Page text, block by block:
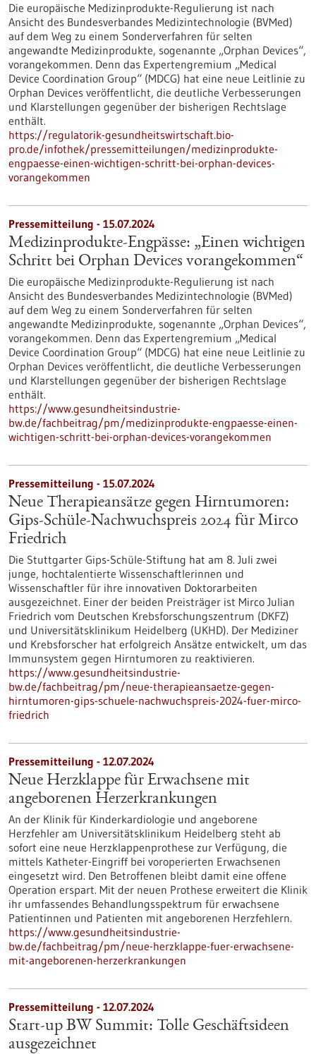
Die europäische Medizinprodukte-Regulierung ist nach
Ansicht des Bundesverbandes Medizintechnologie (BVMed)
auf dem Weg zu einem Sonderverfahren für selten
angewandte Medizinprodukte, sogenannte „Orphan Devices“,
vorangekommen. Denn das Expertengremium „Medical
Device Coordination Group“ (MDCG) hat eine neue Leitlinie zu
Orphan Devices veröffentlicht, die deutliche Verbesserungen
und Klarstellungen gegenüber der bisherigen Rechtslage
enthält.
https://regulatorik-gesundheitswirtschaft.bio-
pro.de/infothek/pressemitteilungen/medizinprodukte-
engpaesse-einen-wichtigen-schritt-bei-orphan-devices-
vorangekommen
Pressemitteilung - 15.07.2024
Medizinprodukte-Engpässe: „Einen wichtigen
Schritt bei Orphan Devices vorangekommen“
Die europäische Medizinprodukte-Regulierung ist nach
Ansicht des Bundesverbandes Medizintechnologie (BVMed)
auf dem Weg zu einem Sonderverfahren für selten
angewandte Medizinprodukte, sogenannte „Orphan Devices“,
vorangekommen. Denn das Expertengremium „Medical
Device Coordination Group“ (MDCG) hat eine neue Leitlinie zu
Orphan Devices veröffentlicht, die deutliche Verbesserungen
und Klarstellungen gegenüber der bisherigen Rechtslage
enthält.
https://www.gesundheitsindustrie-
bw.de/fachbeitrag/pm/medizinprodukte-engpaesse-einen-
wichtigen-schritt-bei-orphan-devices-vorangekommen
Pressemitteilung - 15.07.2024
Neue Therapieansätze gegen Hirntumoren:
Gips-Schüle-Nachwuchspreis 2024 für Mirco
Friedrich
Die Stuttgarter Gips-Schüle-Stiftung hat am 8. Juli zwei
junge, hochtalentierte Wissenschaftlerinnen und
Wissenschaftler für ihre innovativen Doktorarbeiten
ausgezeichnet. Einer der beiden Preisträger ist Mirco Julian
Friedrich vom Deutschen Krebsforschungszentrum (DKFZ)
und Universitätsklinikum Heidelberg (UKHD). Der Mediziner
und Krebsforscher hat erfolgreich Ansätze entwickelt, um das
Immunsystem gegen Hirntumoren zu reaktivieren.
https://www.gesundheitsindustrie-
bw.de/fachbeitrag/pm/neue-therapieansaetze-gegen-
hirntumoren-gips-schuele-nachwuchspreis-2024-fuer-mirco-
friedrich
Pressemitteilung - 12.07.2024
Neue Herzklappe für Erwachsene mit
angeborenen Herzerkrankungen
An der Klinik für Kinderkardiologie und angeborene
Herzfehler am Universitätsklinikum Heidelberg steht ab
sofort eine neue Herzklappenprothese zur Verfügung, die
mittels Katheter-Eingriff bei voroperierten Erwachsenen
eingesetzt wird. Den Betroffenen bleibt damit eine offene
Operation erspart. Mit der neuen Prothese erweitert die Klinik
ihr umfassendes Behandlungsspektrum für erwachsene
Patientinnen und Patienten mit angeborenen Herzfehlern.
https://www.gesundheitsindustrie-
bw.de/fachbeitrag/pm/neue-herzklappe-fuer-erwachsene-
mit-angeborenen-herzerkrankungen
Pressemitteilung - 12.07.2024
Start-up BW Summit: Tolle Geschäftsideen
ausgezeichnet